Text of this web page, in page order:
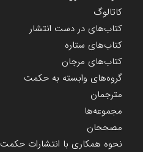
کاتالوگ
کتاب‌های در دست انتشار
کتاب‌های ستاره
کتاب‌های مرجان
گروه‌های وابسته به حکمت
مترجمان
مجموعه‌ها
مصححان
نحوه همکاری با انتشارات حکمت